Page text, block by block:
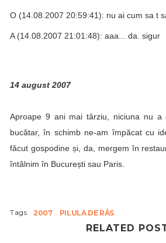
O (14.08.2007 20:59:41): nu ai cum sa t
A (14.08.2007 21:01:48): aaa... da. sigur
14 august 2007
Aproape 9 ani mai târziu, niciuna nu a
bucătar, în schimb ne-am împăcat cu
făcut gospodine și, da, mergem în
întâlnim în București sau Paris.
Tags 2007 PILULA DE RÂS
RELATED